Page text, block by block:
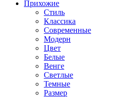
Прихожие
Стиль
Классика
Современные
Модерн
Цвет
Белые
Венге
Светлые
Темные
Размер